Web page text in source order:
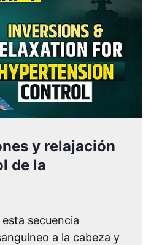
y relajación
de la
secuencia
a la cabeza y